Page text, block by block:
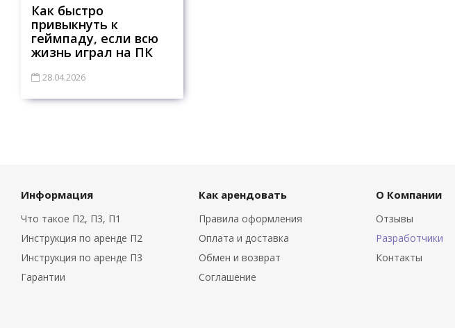
Как быстро
привыкнуть к
геймпаду, если всю
жизнь играл на ПК
28.04.2026
Информация
Что такое П2, П3, П1
Инструкция по аренде П2
Инструкция по аренде П3
Гарантии
Как арендовать
Правила оформления
Оплата и доставка
Обмен и возврат
Соглашение
О Компании
Отзывы
Разработчики
Контакты